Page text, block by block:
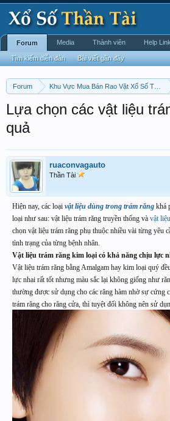
Forum Khu Vực Mua Bán Rao Vặt Xổ Số Thần
Lựa chọn các vật liệu
quả
ruaconvagauto
Thần Tài
Hiện nay, các loại vật liệu dùng trong trám răng khá
loại như sau: vật liệu trám răng truyền thống và vật
chọn vật liệu trám răng phụ thuộc nhiều vài từng yêu
tình trạng của từng bệnh nhân.
Vật liệu trám răng kim loại có khả năng chịu lực
Vật liệu trám răng bằng Amalgam hay kim loại quý
lực nhai rất tốt nhưng màu sắc lại không giống như
thường được sử dụng cho các răng hàm nhờ sự cứng
trám răng cho răng cửa, thì tuyệt đối không nên sử
Forum
Tìm kiếm diễn đàn Bài viết gần đây
Media Thành viên Help